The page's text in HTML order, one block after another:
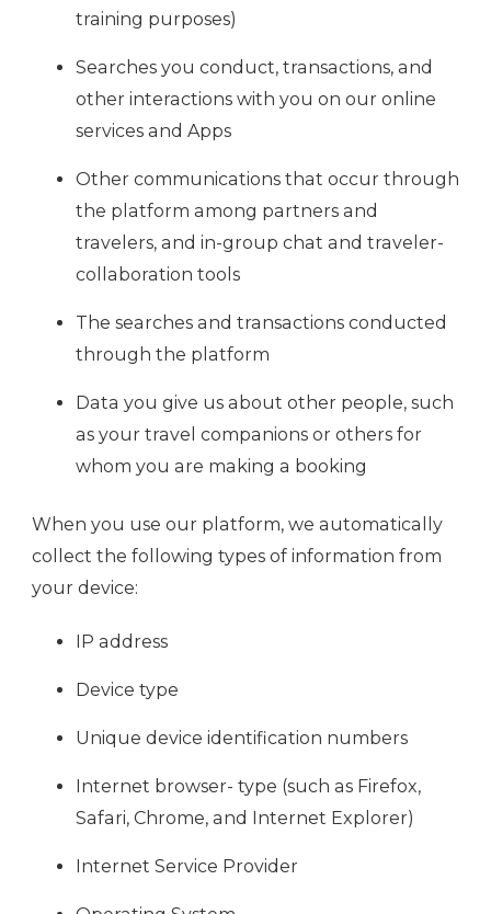
training purposes)
Searches you conduct, transactions, and
other interactions with you on our online
services and Apps
Other communications that occur through
the platform among partners and
travelers, and in-group chat and traveler-
collaboration tools
The searches and transactions conducted
through the platform
Data you give us about other people, such
as your travel companions or others for
whom you are making a booking
When you use our platform, we automatically
collect the following types of information from
your device:
IP address
Device type
Unique device identification numbers
Internet browser- type (such as Firefox,
Safari, Chrome, and Internet Explorer)
Internet Service Provider